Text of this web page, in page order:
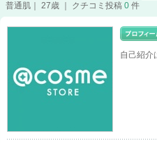
普通肌｜ 27歳 ｜ クチコミ投稿 0 件
自己紹介